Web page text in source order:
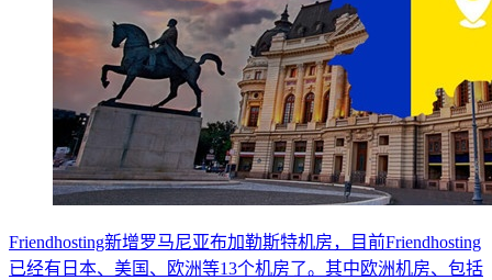
Friendhosting新增罗马尼亚布加勒斯特机房，目前Friendhosting
已经有日本、美国、欧洲等13个机房了。其中欧洲机房、包括